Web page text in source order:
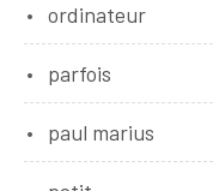
ordinateur
parfois
paul marius